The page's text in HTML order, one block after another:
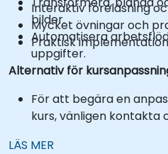
bilder.
Automatisera
uppgifter.
Interaktiv föreläsning
Mycket övningar och
Praktisk
Alternativ för
För att begära en
kurs, vänligen kontakta
LÄS MER